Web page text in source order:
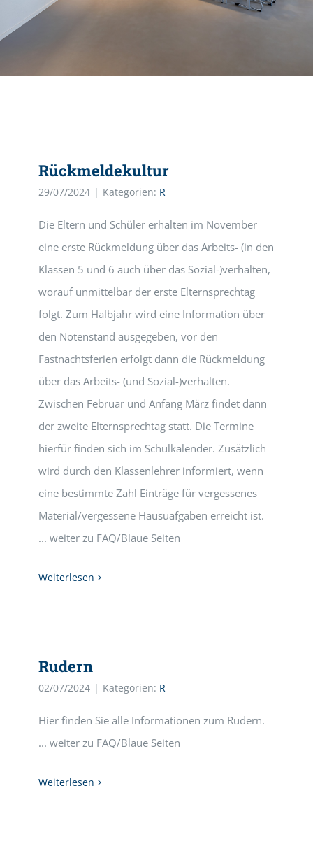
Rückmeldekultur
29/07/2024 | Kategorien: R
Die Eltern und Schüler erhalten im November
eine erste Rückmeldung über das Arbeits- (in den
Klassen 5 und 6 auch über das Sozial-)verhalten,
worauf unmittelbar der erste Elternsprechtag
folgt. Zum Halbjahr wird eine Information über
den Notenstand ausgegeben, vor den
Fastnachtsferien erfolgt dann die Rückmeldung
über das Arbeits- (und Sozial-)verhalten.
Zwischen Februar und Anfang März findet dann
der zweite Elternsprechtag statt. Die Termine
hierfür finden sich im Schulkalender. Zusätzlich
wird durch den Klassenlehrer informiert, wenn
eine bestimmte Zahl Einträge für vergessenes
Material/vergessene Hausuafgaben erreicht ist.
... weiter zu FAQ/Blaue Seiten
Weiterlesen
Rudern
02/07/2024 | Kategorien: R
Hier finden Sie alle Informationen zum Rudern.
... weiter zu FAQ/Blaue Seiten
Weiterlesen